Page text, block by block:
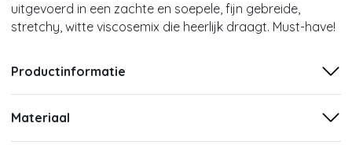
uitgevoerd in een zachte en soepele, fijn gebreide,
stretchy, witte viscosemix die heerlijk draagt. Must-have!
Productinformatie
Materiaal